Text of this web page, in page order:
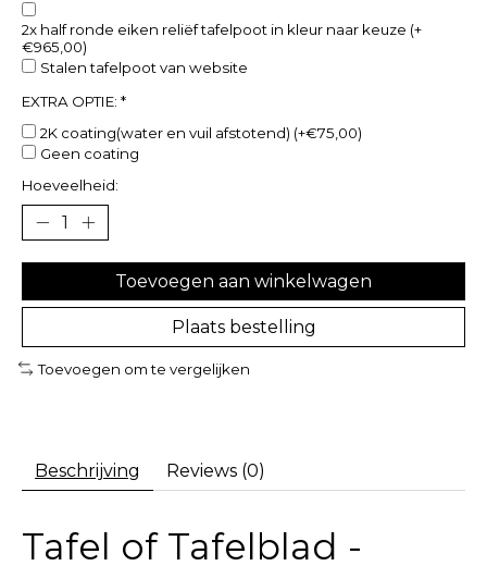
2x half ronde eiken reliëf tafelpoot in kleur naar keuze (+
€965,00)
Stalen tafelpoot van website
EXTRA OPTIE: *
2K coating(water en vuil afstotend) (+€75,00)
Geen coating
Hoeveelheid:
Toevoegen aan winkelwagen
Plaats bestelling
Toevoegen om te vergelijken
Beschrijving Reviews (0)
Tafel of Tafelblad -